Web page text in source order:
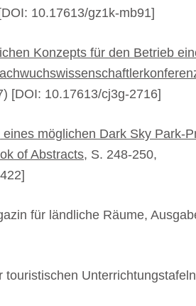
10.17613/gz1k-mb91]
Konzepts für den Betrieb
[DOI: 10.17613/cj3g-2716]
möglichen Dark Sky Park-
of Abstracts, S. 248-250,
für ländliche Räume,